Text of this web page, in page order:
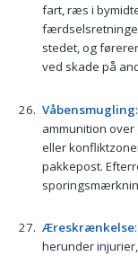
fart, ræs i
stedet, og
ved skade på
Våbensmugling
ammunition
eller
pakkepost.
Æreskrænkelse
herunder